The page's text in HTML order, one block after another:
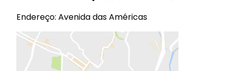
Endereço: Avenida das Américas